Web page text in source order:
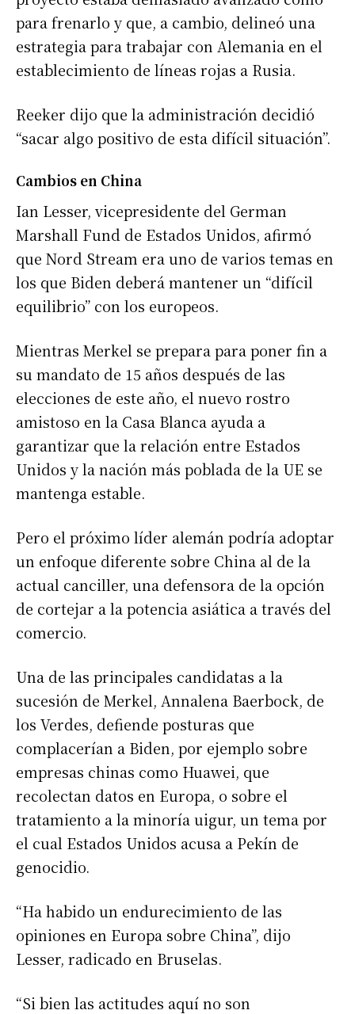
para frenarlo y que, a cambio, delineó una
estrategia para trabajar con Alemania en el
establecimiento de líneas rojas a Rusia.
Reeker dijo que la administración decidió
“sacar algo positivo de esta difícil situación”.
Cambios en China
Ian Lesser, vicepresidente del German
Marshall Fund de Estados Unidos, afirmó
que Nord Stream era uno de varios temas en
los que Biden deberá mantener un “difícil
equilibrio” con los europeos.
Mientras Merkel se prepara para poner fin a
su mandato de 15 años después de las
elecciones de este año, el nuevo rostro
amistoso en la Casa Blanca ayuda a
garantizar que la relación entre Estados
Unidos y la nación más poblada de la UE se
mantenga estable.
Pero el próximo líder alemán podría adoptar
un enfoque diferente sobre China al de la
actual canciller, una defensora de la opción
de cortejar a la potencia asiática a través del
comercio.
Una de las principales candidatas a la
sucesión de Merkel, Annalena Baerbock, de
los Verdes, defiende posturas que
complacerían a Biden, por ejemplo sobre
empresas chinas como Huawei, que
recolectan datos en Europa, o sobre el
tratamiento a la minoría uigur, un tema por
el cual Estados Unidos acusa a Pekín de
genocidio.
“Ha habido un endurecimiento de las
opiniones en Europa sobre China”, dijo
Lesser, radicado en Bruselas.
“Si bien las actitudes aquí no son